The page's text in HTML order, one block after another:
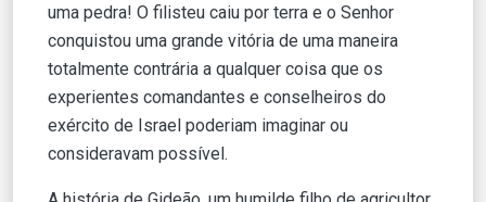
uma pedra! O filisteu caiu por terra e o Senhor
conquistou uma grande vitória de uma maneira
totalmente contrária a qualquer coisa que os
experientes comandantes e conselheiros do
exército de Israel poderiam imaginar ou
consideravam possível.